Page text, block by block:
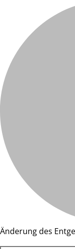
Änderung des